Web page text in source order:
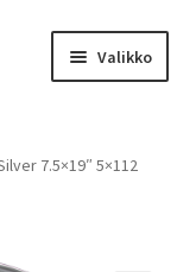
Valikko
7.5×19″ 5×112